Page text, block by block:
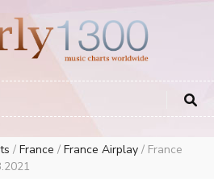
and Australia
/ France / France Airplay / France